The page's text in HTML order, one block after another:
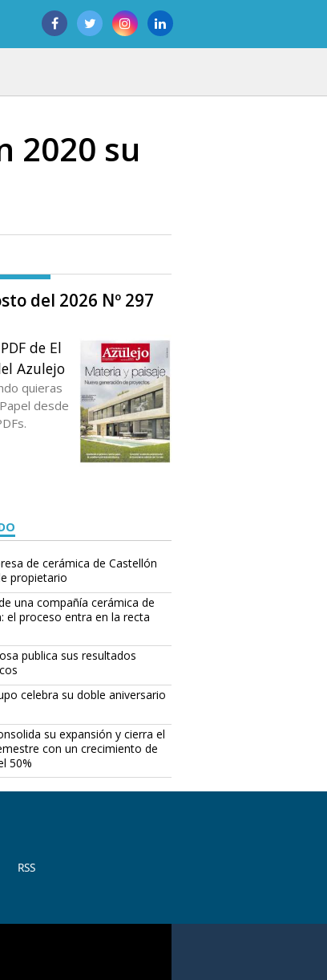
2020 su
del 2026 Nº 297
de El
Azulejo
quieras
desde
de cerámica de Castellón
propietario
una compañía cerámica de
el proceso entra en la recta
publica sus resultados
celebra su doble aniversario
su expansión y cierra el
con un crecimiento de
50%
RSS